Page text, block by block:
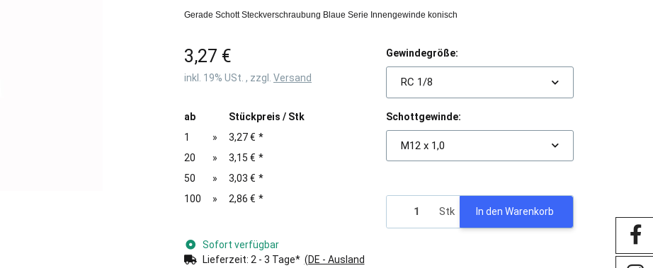
Gerade Schott Steckverschraubung Blaue Serie Innengewinde konisch
3,27 €
inkl. 19% USt. , zzgl. Versand
ab
Stückpreis / Stk
1
» 3,27 € *
20
» 3,15 € *
50
» 3,03 € *
100
» 2,86 € *
Sofort verfügbar
Lieferzeit: 2 - 3 Tage* (DE - Ausland
Gewindegröße:
RC 1/8
Schottgewinde:
M12 x 1,0
Stk In den Warenkorb